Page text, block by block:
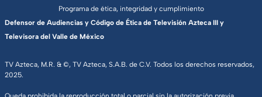
TV Azteca, M.R. & ©, TV Azteca, S.A.B. de C.V. Todos los derechos reservados,
2025.
Programa de ética, integridad y cumplimiento
Defensor de Audiencias y Código de Ética de Televisión Azteca III y
Televisora del Valle de México